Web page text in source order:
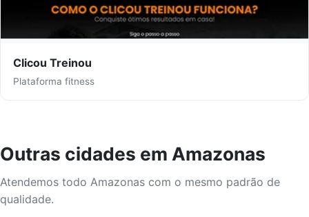
Clicou Treinou
Plataforma fitness
Outras cidades em Amazonas
Atendemos todo Amazonas com o mesmo padrão de
qualidade.